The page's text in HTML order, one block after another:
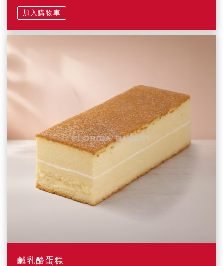
加入購物車
鹹乳酪蛋糕